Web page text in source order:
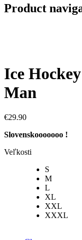
Product
Ice
Man
€29.90
Slovenskooooooo !
Veľkosti
S
M
L
XL
XXL
XXXL